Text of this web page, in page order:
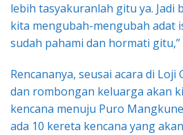
lebih tasyakuranlah gitu ya. Jadi
kita mengubah-mengubah adat
sudah pahami dan hormati gitu,”
Rencananya, seusai acara di
dan rombongan keluarga akan
kencana menuju Puro
ada 10 kereta kencana yang